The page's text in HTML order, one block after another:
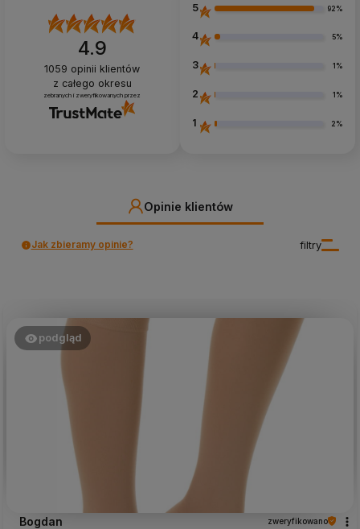
4.9
1059 opinii klientów
z całego okresu
zebranych i zweryfikowanych przez
5 92%
4 5%
3 1%
2 1%
1 2%
Opinie klientów
filtry
Jak zbieramy opinie?
podgląd
Bogdan zweryfikowano